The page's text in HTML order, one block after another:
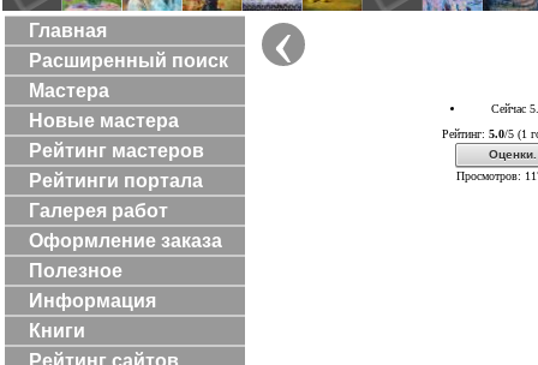
Главная
Расширенный поиск
Мастера
Новые мастера
Рейтинг мастеров
Рейтинги портала
Галерея работ
Оформление заказа
Полезное
Информация
Книги
‹
Сейчас
Рейтинг: 5.0/5 (1
Оценки.
Просмотров: